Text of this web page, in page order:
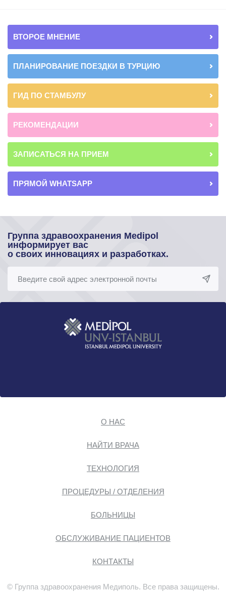
ВТОРОЕ МНЕНИЕ
ПЛАНИРОВАНИЕ ПОЕЗДКИ В ТУРЦИЮ
ГИД ПО СТАМБУЛУ
РЕКОМЕНДАЦИИ
ЗАПИСАТЬСЯ НА ПРИЕМ
ПРЯМОЙ WHATSAPP
Группа здравоохранения Medipol
информирует вас
о своих инновациях и разработках.
О НАС
НАЙТИ ВРАЧА
ТЕХНОЛОГИЯ
ПРОЦЕДУРЫ / ОТДЕЛЕНИЯ
БОЛЬНИЦЫ
ОБСЛУЖИВАНИЕ ПАЦИЕНТОВ
КОНТАКТЫ
© Группа здравоохранения Медиполь. Все права защищены.